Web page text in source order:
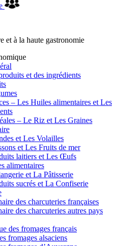
et à la haute gastronomie
et des ingrédients
– Les Huiles alimentaires et Les
– Le Riz et Les Graines
et Les Volailles
et Les Fruits de mer
laitiers et Les Œufs
alimentaires
et La Pâtisserie
sucrés et La Confiserie
des charcuteries françaises
des charcuteries autres pays
des fromages français
fromages alsaciens